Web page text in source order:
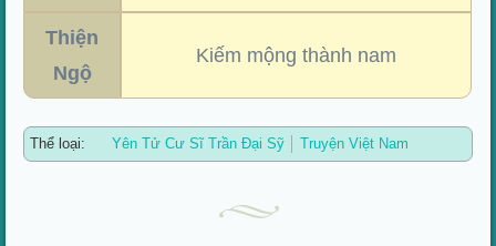
Thiện
Ngộ
Kiếm mộng thành nam
Thể loại: Yên Tử Cư Sĩ Trần Đại Sỹ Truyện Việt Nam